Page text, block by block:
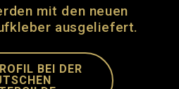
mit den neuen
ausgeliefert.
BEI DER